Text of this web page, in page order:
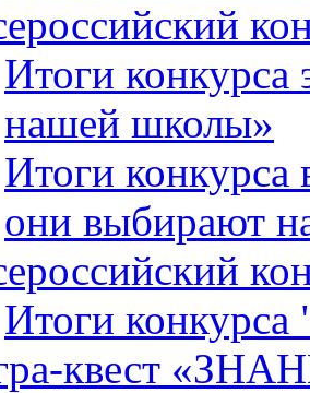
Итоги
нашей школы»
Итоги конкурса
они выбирают
Итоги
квест